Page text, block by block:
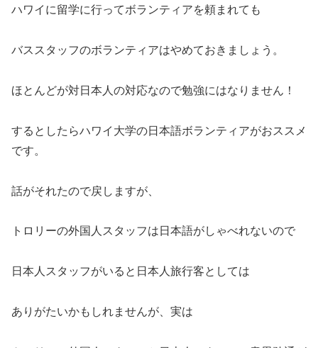
ハワイに留学に行ってボランティアを頼まれても
バススタッフのボランティアはやめておきましょう。
ほとんどが対日本人の対応なので勉強にはなりません！
するとしたらハワイ大学の日本語ボランティアがおススメ
です。
話がそれたので戻しますが、
トロリーの外国人スタッフは日本語がしゃべれないので
日本人スタッフがいると日本人旅行客としては
ありがたいかもしれませんが、実は